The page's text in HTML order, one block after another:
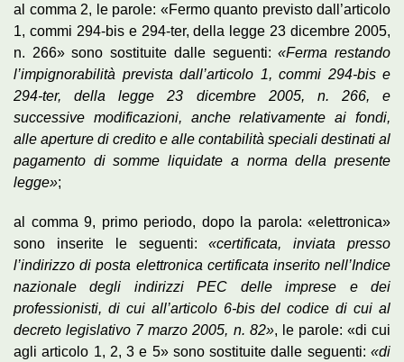
al comma 2, le parole: «Fermo quanto previsto dall’articolo
1, commi 294-bis e 294-ter, della legge 23 dicembre 2005,
n. 266» sono sostituite dalle seguenti:«Ferma restando
l’impignorabilità prevista dall’articolo 1, commi 294-bis e
294-ter, della legge 23 dicembre 2005, n. 266, e
successive modificazioni, anche relativamente ai fondi,
alle aperture di credito e alle contabilità speciali destinati al
pagamento di somme liquidate a norma della presente
legge»;
al comma 9, primo periodo, dopo la parola: «elettronica»
sono inserite le seguenti:«certificata, inviata presso
l’indirizzo di posta elettronica certificata inserito nell’Indice
nazionale degli indirizzi PEC delle imprese e dei
professionisti, di cui all’articolo 6-bis del codice di cui al
decreto legislativo 7 marzo 2005, n. 82», le parole: «di cui
agli articolo 1, 2, 3 e 5» sono sostituite dalle seguenti: «di